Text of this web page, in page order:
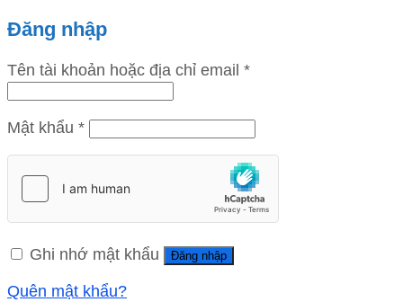
Đăng nhập
Tên tài khoản hoặc địa chỉ email *
Mật khẩu *
Ghi nhớ mật khẩu Đăng nhập
Quên mật khẩu?